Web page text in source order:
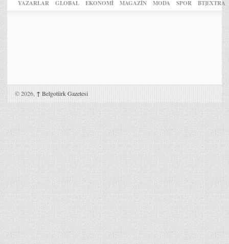
YAZARLAR GLOBAL EKONOMİ MAGAZİN MODA SPOR BT|EXTRA
© 2026, ↑ Belgotürk Gazetesi